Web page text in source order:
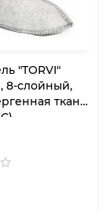
"TORVI"
8-слойный,
ткань,